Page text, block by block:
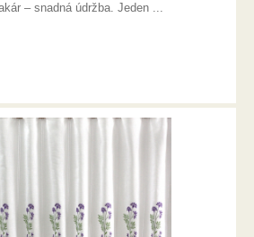
– snadná údržba. Jeden ...